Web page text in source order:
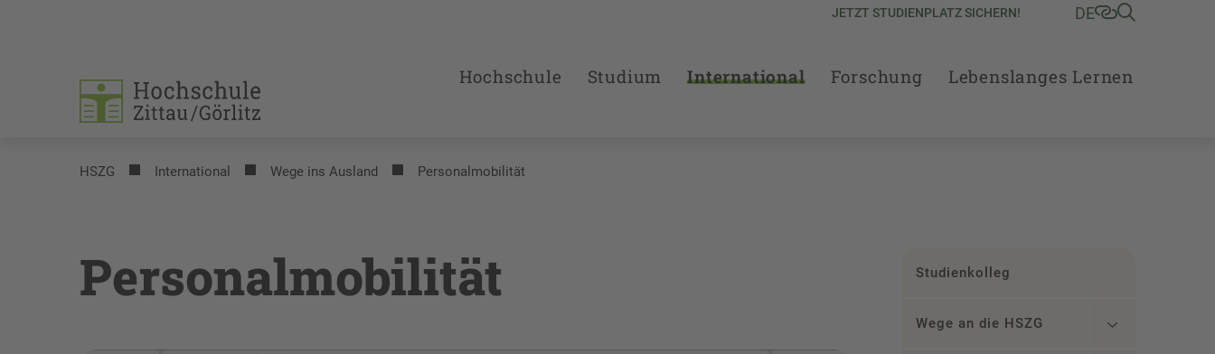
JETZT STUDIENPLATZ SICHERN! DE
Hochschule Studium International Forschung Lebenslanges Lernen
HSZG International Wege ins Ausland Personalmobilität
Personalmobilität Studienkolleg
Wege an die HSZG